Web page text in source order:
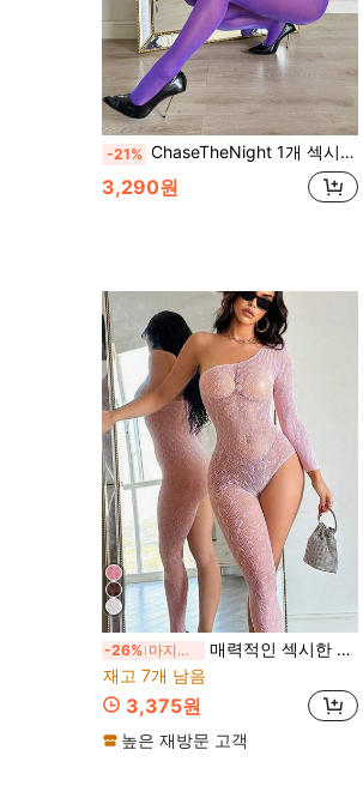
-21% ChaseTheNight 1개 섹시한 란제리 망사 크로치리스 점프수트 스타킹 포함, 유혹적인 나이트클럽 웨어, 여성용 섹시한 란제리, 란제리, 망사 섹시한 란제리
3,290원
-26% 마지막 날
매력적인 섹시한 클래식 표범 무늬 원숄더 점프수트 여성용, 양면, 여성 섹시 란제리
재고 7개 남음
3,375원
높은 재방문 고객